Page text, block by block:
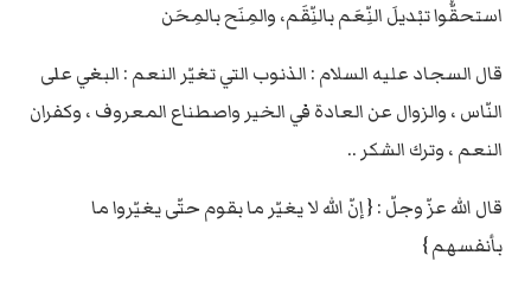
استحقُّوا تبْديلَ النِّعَم بالنِّقَم، والمِنَح بالمِحَن
قال السجاد عليه السلام : الذنوب التي تغيّر النعم : البغي على
النّاس ، والزوال عن العادة في الخير واصطناع المعروف ، وكفران
النعم ، وترك الشكر ..
قال الله عزّ وجلّ : { إنّ الله لا يغيّر ما بقوم حتّى يغيّروا ما
بأنفسهم }